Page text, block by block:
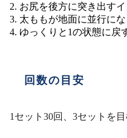
お尻を後方に突き出す
太ももが地面に並行に
ゆっくりと1の状態に戻
回数の目安
1セット30回、3セットを